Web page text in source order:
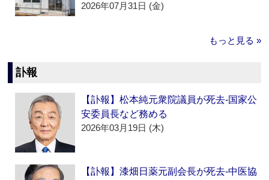
2026年07月31日 (金)
もっと見る »
訃報
【訃報】松本純元衆院議員が死去‐国家公
安委員長など務める
2026年03月19日 (木)
【訃報】漆畑日薬元副会長が死去‐中医協